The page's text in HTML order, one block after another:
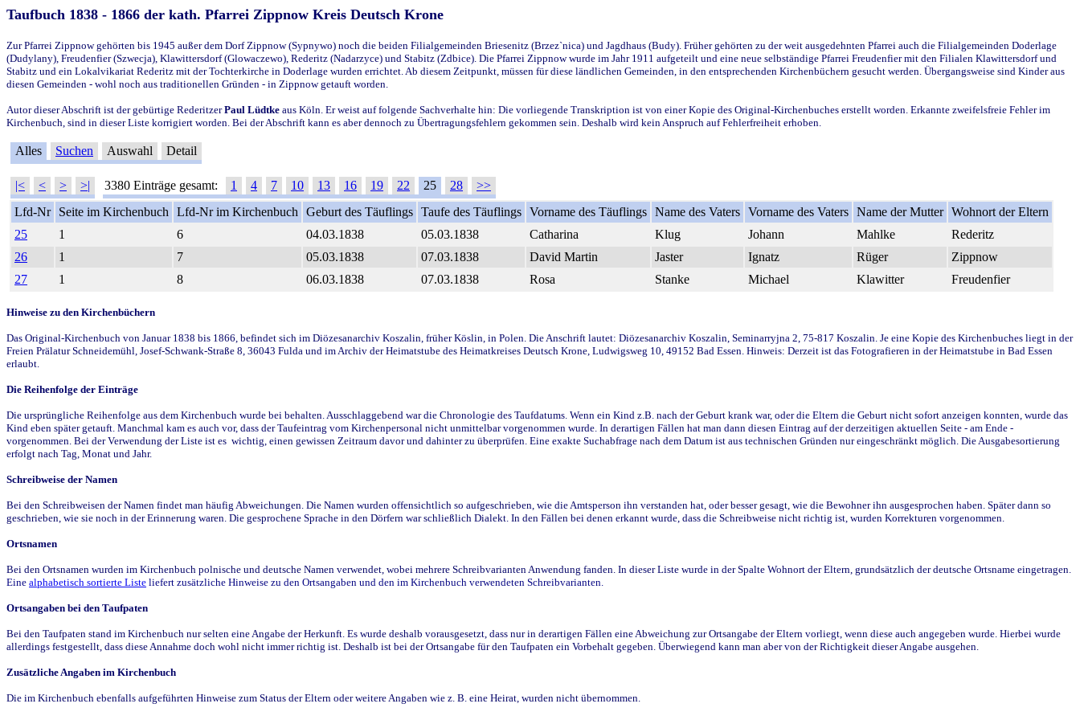
Taufbuch 1838 - 1866 der kath. Pfarrei Zippnow Kreis Deutsch Krone
Zur Pfarrei Zippnow gehörten bis 1945 außer dem Dorf Zippnow (Sypnywo) noch die beiden Filialgemeinden Briesenitz (Brzez`nica) und Jagdhaus (Budy). Früher gehörten zu der weit ausgedehnten Pfarrei auch die Filialgemeinden Doderlage
(Dudylany), Freudenfier (Szwecja), Klawittersdorf (Glowaczewo), Rederitz (Nadarzyce) und Stabitz (Zdbice). Die Pfarrei Zippnow wurde im Jahr 1911 aufgeteilt und eine neue selbständige Pfarrei Freudenfier mit den Filialen Klawittersdorf und
Stabitz und ein Lokalvikariat Rederitz mit der Tochterkirche in Doderlage wurden errichtet. Ab diesem Zeitpunkt, müssen für diese ländlichen Gemeinden, in den entsprechenden Kirchenbüchern gesucht werden. Übergangsweise sind Kinder aus
diesen Gemeinden - wohl noch aus traditionellen Gründen - in Zippnow getauft worden.
Autor dieser Abschrift ist der gebürtige RederitzerPaul Lüdtke aus Köln. Er weist auf folgende Sachverhalte hin: Die vorliegende Transkription ist von einer Kopie des Original-Kirchenbuches erstellt worden. Erkannte zweifelsfreie Fehler im
Kirchenbuch, sind in dieser Liste korrigiert worden. Bei der Abschrift kann es aber dennoch zu Übertragungsfehlern gekommen sein. Deshalb wird kein Anspruch auf Fehlerfreiheit erhoben.
Alles Suchen Auswahl Detail
|< < > >| 3380 Einträge gesamt: 1 4 7 10 13 16 19 22 25 28
>>
Lfd-Nr
Seite im Kirchenbuch Lfd-Nr im Kirchenbuch Geburt des Täuflings Taufe des Täuflings Vorname des Täuflings Name des Vaters Vorname des Vaters Name der Mutter Wohnort der Eltern
25
1 6 04.03.1838 05.03.1838 Catharina Klug Johann Mahlke
Rederitz
26
1 7 05.03.1838 07.03.1838 David Martin Jaster Ignatz Rüger
Zippnow
27
1 8 06.03.1838 07.03.1838 Rosa Stanke Michael Klawitter Freudenfier
Hinweise zu den Kirchenbüchern
Das Original-Kirchenbuch von Januar 1838 bis 1866, befindet sich im Diözesanarchiv Koszalin, früher Köslin, in Polen. Die Anschrift lautet: Diözesanarchiv Koszalin, Seminarryjna 2, 75-817 Koszalin. Je eine Kopie des Kirchenbuches liegt in der
Freien Prälatur Schneidemühl, Josef-Schwank-Straße 8, 36043 Fulda und im Archiv der Heimatstube des Heimatkreises Deutsch Krone, Ludwigsweg 10, 49152 Bad Essen. Hinweis: Derzeit ist das Fotografieren in der Heimatstube in Bad Essen
erlaubt.
Die Reihenfolge der Einträge
Die ursprüngliche Reihenfolge aus dem Kirchenbuch wurde bei behalten. Ausschlaggebend war die Chronologie des Taufdatums. Wenn ein Kind z.B. nach der Geburt krank war, oder die Eltern die Geburt nicht sofort anzeigen konnten, wurde das
Kind eben später getauft. Manchmal kam es auch vor, dass der Taufeintrag vom Kirchenpersonal nicht unmittelbar vorgenommen wurde. In derartigen Fällen hat man dann diesen Eintrag auf der derzeitigen aktuellen Seite - am Ende -
vorgenommen. Bei der Verwendung der Liste ist es wichtig, einen gewissen Zeitraum davor und dahinter zu überprüfen. Eine exakte Suchabfrage nach dem Datum ist aus technischen Gründen nur eingeschränkt möglich. Die Ausgabesortierung
erfolgt nach Tag, Monat und Jahr.
Schreibweise der Namen
Bei den Schreibweisen der Namen findet man häufig Abweichungen. Die Namen wurden offensichtlich so aufgeschrieben, wie die Amtsperson ihn verstanden hat, oder besser gesagt, wie die Bewohner ihn ausgesprochen haben. Später dann so
geschrieben, wie sie noch in der Erinnerung waren. Die gesprochene Sprache in den Dörfern war schließlich Dialekt. In den Fällen bei denen erkannt wurde, dass die Schreibweise nicht richtig ist, wurden Korrekturen vorgenommen.
Ortsnamen
Bei den Ortsnamen wurden im Kirchenbuch polnische und deutsche Namen verwendet, wobei mehrere Schreibvarianten Anwendung fanden. In dieser Liste wurde in der Spalte Wohnort der Eltern, grundsätzlich der deutsche Ortsname eingetragen.
Eine alphabetisch sortierte Liste liefert zusätzliche Hinweise zu den Ortsangaben und den im Kirchenbuch verwendeten Schreibvarianten.
Ortsangaben bei den Taufpaten
Bei den Taufpaten stand im Kirchenbuch nur selten eine Angabe der Herkunft. Es wurde deshalb vorausgesetzt, dass nur in derartigen Fällen eine Abweichung zur Ortsangabe der Eltern vorliegt, wenn diese auch angegeben wurde. Hierbei wurde
allerdings festgestellt, dass diese Annahme doch wohl nicht immer richtig ist. Deshalb ist bei der Ortsangabe für den Taufpaten ein Vorbehalt gegeben. Überwiegend kann man aber von der Richtigkeit dieser Angabe ausgehen.
Zusätzliche Angaben im Kirchenbuch
Die im Kirchenbuch ebenfalls aufgeführten Hinweise zum Status der Eltern oder weitere Angaben wie z. B. eine Heirat, wurden nicht übernommen.